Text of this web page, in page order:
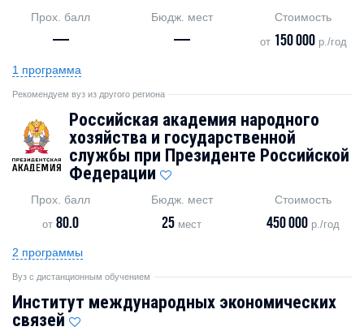
Прох. балл
—
Бюдж. мест
—
Стоимость
от 150 000р./год
1 программа
Рекомендуем вуз из другого региона
Российская академия народного
хозяйства и государственной
службы при Президенте Российской
Федерации
Прох. балл
от80.0
Бюдж. мест
25 мест
Стоимость
450 000 р./год
2 программы
Вуз с дистанционным обучением
Институт международных экономических
связей